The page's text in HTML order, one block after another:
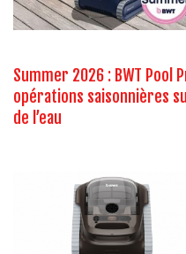
Summer 2026 : BWT Pool
opérations saisonnières
de l’eau